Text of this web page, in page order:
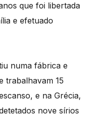
que foi libertada
e efetuado
numa fábrica e
trabalhavam 15
e na Grécia,
nove sírios